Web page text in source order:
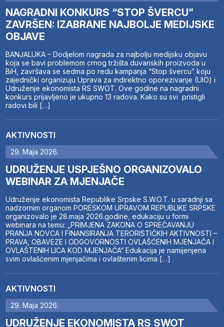
NAGRADNI KONKURS “STOP ŠVERCU”
ZAVRŠEN: IZABRANE NAJBOLJE MEDIJSKE
OBJAVE
BANJALUKA – Dodjelom nagrada za najbolju medijsku objavu
koja se bavi problemom crnog tržišta duvanskih proizvoda u
BiH, završava se sedma po redu kampanja “Stop švercu” koju
zajednički organizuju Uprava za indirektno oporezivanje (UIO) i
Udruženje ekonomista RS SWOT. Ove godine na nagradni
konkurs prijavljeno je ukupno 13 radova. Kako su svi pristigli
radovi bili […]
AKTIVNOSTI
29. Maja 2026.
UDRUŽENJE USPJEŠNO ORGANIZOVALO
WEBINAR ZA MJENJAČE
Udruženje ekonomista Republike Srpske S.W.O.T. u saradnji sa
nadzornim organom PORESKOM UPRAVOM REPUBLIKE SRPSKE
organizovalo je 28.maja 2026.godine, edukaciju u formi
webinara na temu: „PRIMJENA ZAKONA O SPREČAVANJU
PRANJA NOVCA I FINANSIRANJA TERORISTIČKIH AKTIVNOSTI –
PRAVA, OBAVEZE I ODGOVORNOSTI OVLAŠĆENIH MJENJAČA I
OVLAŠTENIH LICA KOD MJENJAČA“ Edukacija je namijenjena
svim ovlašćenim mjenjačima i ovlaštenim licima […]
AKTIVNOSTI
29. Maja 2026.
UDRUŽENJE EKONOMISTA RS SWOT